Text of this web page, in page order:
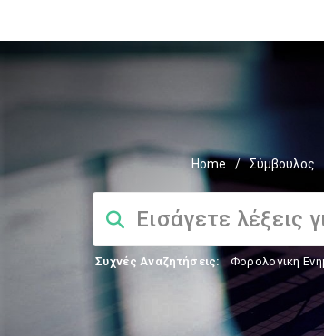
Home / Σύμβουλος
Συχνές Αναζητήσεις: Φορολογικη